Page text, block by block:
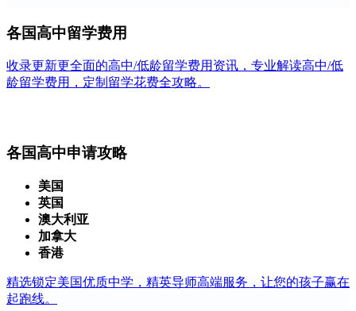
各国高中留学费用
收录更新更全面的高中/低龄留学费用资讯，专业解读高中/低
龄留学费用，定制留学花费全攻略。
各国高中申请攻略
美国
英国
澳大利亚
加拿大
香港
精选锁定美国优质中学，精英导师高端服务，让您的孩子赢在
起跑线。